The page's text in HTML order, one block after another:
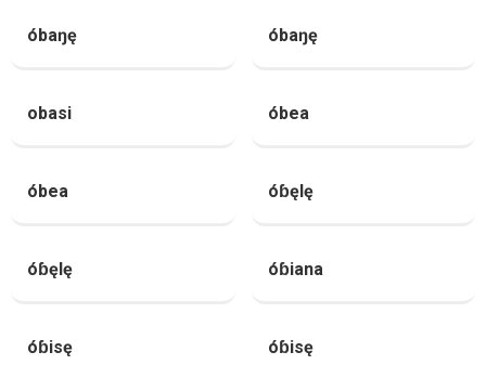
óbaŋę óbaŋę
obasi óbea
óbea óɓęlę
óɓęlę óɓiana
óɓisę óɓisę